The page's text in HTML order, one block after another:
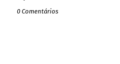
0 Comentários